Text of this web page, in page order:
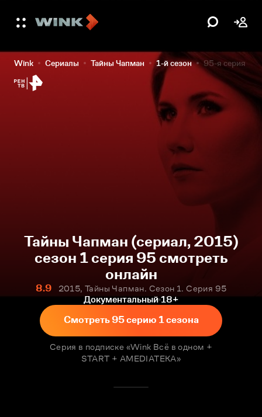
Wink Сериалы Тайны Чапман 1-й сезон 95-я серия
Тайны Чапман (сериал, 2015)
сезон 1 серия 95 смотреть
онлайн
8.9
2015, Тайны Чапман. Сезон 1. Серия 95
Документальный 18+
Смотреть 95 серию 1 сезона
Серия в подписке «Wink Всё в одном +
START + AMEDIATEKA»